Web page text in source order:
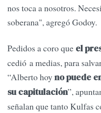
nos toca a nosotros.
soberana", agregó Godoy.
Pedidos a coro que el
cedió a medias, para
“Alberto hoy no puede
su capitulación”,
señalan que tanto Kulfas